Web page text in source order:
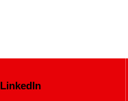
LinkedIn